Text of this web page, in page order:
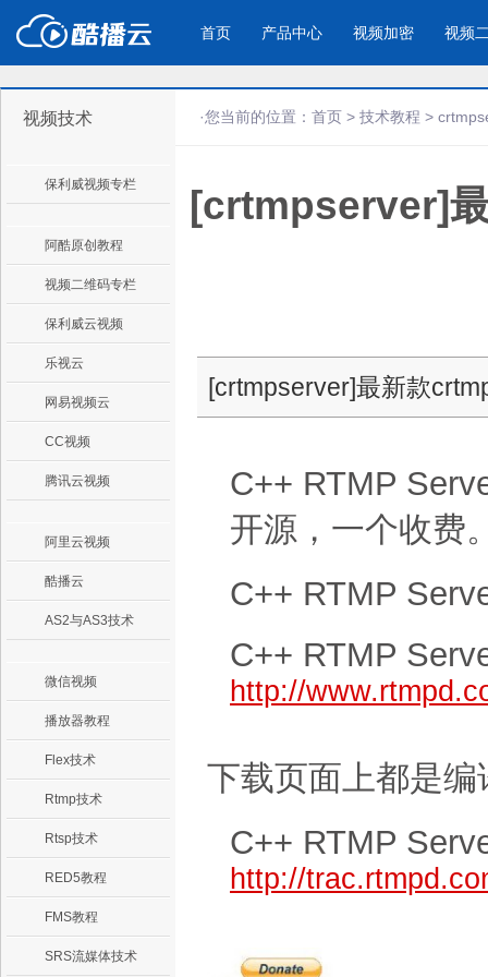
首页 产品中心
产品与新功能
视频加密防下载防录屏
教学课程全终端视频加密
防下载/防盗录/防录屏/防篡改
酷播云 | 企
免费稳定无广
视频加密 视频
应用场景
企业宣传
企业视频宣传，提升企业形象
产品宣传
通过视频来展示
个人网站
为个人网站、博客论坛，添加视频
视频技术
保利威视频专栏
阿酷原创教程
视频二维码专栏
保利威云视频
乐视云
网易视频云
CC视频
腾讯云视频
阿里云视频
酷播云
AS2与AS3技术
微信视频
播放器教程
Flex技术
Rtmp技术
Rtsp技术
RED5教程
FMS教程
SRS流媒体技术
·您当前的位置： 首页 > 技术教程 >
[crtmpserver]
[crtmpserver]最新款
C++ RTMP
开源，一个收费
C++ RTMP
C++ RTMP
http://
下载页面上都是
C++ RTMP
http://